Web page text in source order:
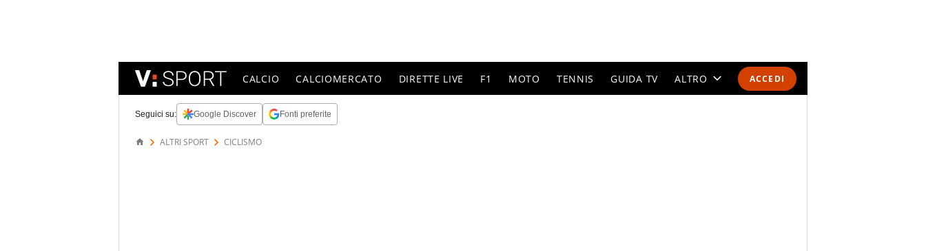
ACCEDI
CALCIO CALCIOMERCATO DIRETTE LIVE F1 MOTO TENNIS GUIDA TV ALTRO
Seguici su: Google Discover Fonti preferite
ALTRI SPORT CICLISMO